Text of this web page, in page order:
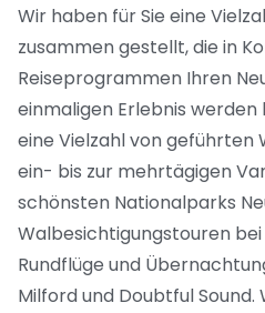
Wir haben für Sie eine
zusammen gestellt, die in
Reiseprogrammen Ihren
einmaligen Erlebnis werden
eine Vielzahl von geführten
ein- bis zur mehrtägigen
schönsten Nationalparks
Walbesichtigungstouren bei
Rundflüge und
Milford und Doubtful Sound.